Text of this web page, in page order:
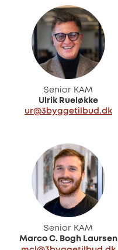
Senior KAM
Ulrik Rueløkke
ur@3byggetilbud.dk
Senior KAM
Marco C. Bogh Laursen